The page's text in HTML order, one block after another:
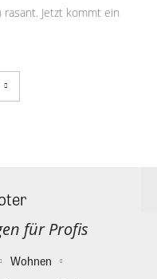
Jetzt kommt ein
für Profis
Wohnen